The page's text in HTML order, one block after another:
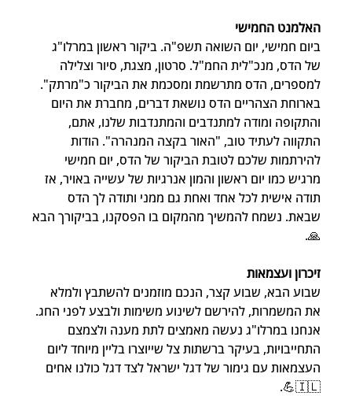
האלמנט החמישי
ביום חמישי, יום השואה תשפ"ה. ביקור ראשון במרלו"ג
של הדס, מנכ"לית החמ"ל. סרטון, מצגת, סיור וצלילה
למספרים, הדס מתרשמת ומסכמת את הביקור כ"מרתק".
בארוחת הצהריים הדס נושאת דברים, מחברת את היום
והתקופה ומודה למתנדבים והמתנדבות שלנו, אתם,
התקווה לעתיד טוב, "האור בקצה המנהרה". הודות
להירתמות שלכם לטובת הביקור של הדס, יום חמישי
מרגיש כמו יום ראשון והמון אנרגיות של עשייה באויר, אז
תודה אישית לכל אחד ואחת גם ממני ותודה לך הדס
שבאת. נשמח להמשיך מהמקום בו הפסקנו, בביקורך הבא
🙏.
זיכרון ועצמאות
שבוע הבא, שבוע קצר, הנכם מוזמנים להשתבץ ולמלא
את המשמרות, להירשם לשינוע משימות ולבצע לפני החג.
אנחנו במרלו"ג נעשה מאמצים לתת מענה ולצמצם
התחייבויות, בעיקר ברשתות צל שייוצרו בליין מיוחד ליום
העצמאות עם גימור של דגל ישראל לצד דגל כולנו אחים
🇮🇱💪.